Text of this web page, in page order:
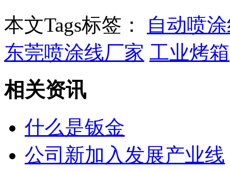
本文Tags标签：
自动喷
东莞喷涂线厂家 工业烤箱
相关资讯
什么是钣金
公司新加入发展产业线